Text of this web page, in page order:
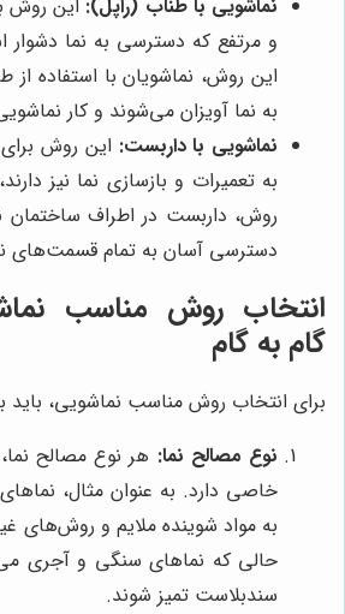
نماشویی با طناب (راپل): این روش
و مرتفع که دسترسی به نما
این روش، نماشویان با استفاده از
به نما آویزان می‌شوند و کار
نماشویی با داربست: این روش
به تعمیرات و بازسازی نما نیز
روش، داربست در اطراف
دسترسی آسان به تمام قسمت‌های
انتخاب روش مناسب
گام به گام
برای انتخاب روش مناسب نماشویی، باید
نوع مصالح نما: هر نوع مصالح
خاصی دارد. به عنوان مثال،
به مواد شوینده ملایم و روش‌های
حالی که نماهای سنگی و آجری
سندبلاست تمیز شوند.